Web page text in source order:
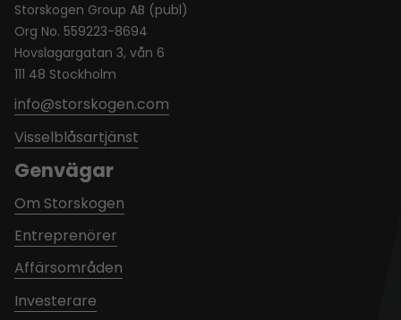
Storskogen Group AB (publ)
Org No. 559223-8694
Hovslagargatan 3, vån 6
111 48 Stockholm
info@storskogen.com
Visselblåsartjänst
Genvägar
Om Storskogen
Entreprenörer
Affärsområden
Investerare